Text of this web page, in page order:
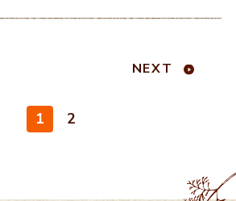
を開催いたしました(^O^)
1 2
NEXT